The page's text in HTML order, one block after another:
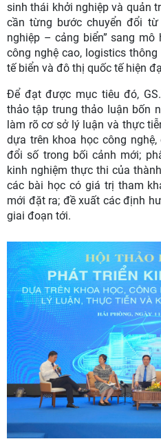
sinh thái khởi nghiệp và quản
cần từng bước chuyển đổi
nghiệp – cảng biển” sang mô
công nghệ cao, logistics
tế biển và đô thị quốc tế hiện
Để đạt được mục tiêu đó,
thảo tập trung thảo luận bốn
làm rõ cơ sở lý luận và thực
dựa trên khoa học công
đổi số trong bối cảnh mới;
kinh nghiệm thực thi của
các bài học có giá trị tham
mới đặt ra; đề xuất các định
giai đoạn tới.